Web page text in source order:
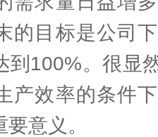
的目标是公司
到100%。很显
产效率的条件
意义。